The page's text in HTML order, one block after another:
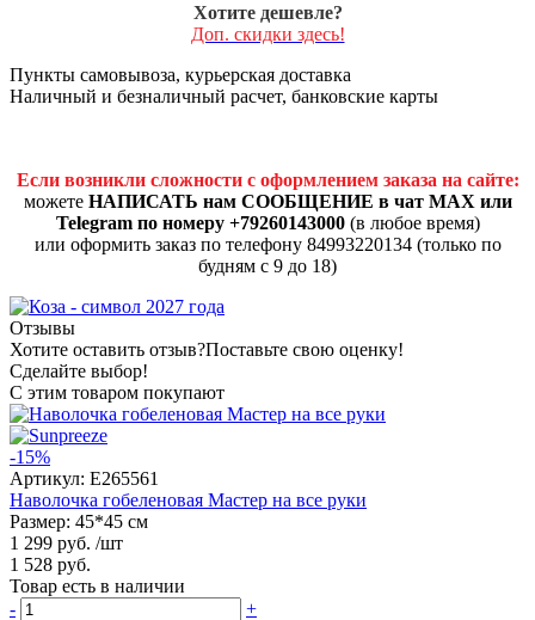
Хотите дешевле?
Доп. скидки здесь!
Пункты самовывоза, курьерская доставка
Наличный и безналичный расчет, банковские карты
Если возникли сложности с оформлением заказа на сайте:
можете НАПИСАТЬ нам СООБЩЕНИЕ в чат MAX или
Telegram по номеру +79260143000(в любое время)
или оформить заказ по телефону 84993220134 (только по
будням с 9 до 18)
Отзывы
Хотите оставить отзыв?Поставьте свою оценку!
Сделайте выбор!
С этим товаром покупают
-15%
Артикул: E265561
Наволочка гобеленовая Мастер на все руки
Размер: 45*45 см
1 299 руб. /шт
1 528 руб.
Товар есть в наличии
-
+